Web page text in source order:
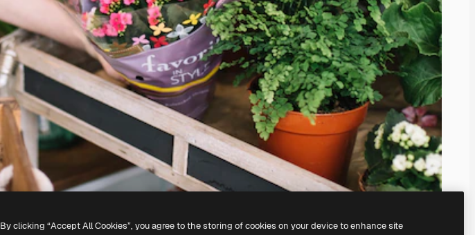
By clicking “Accept All Cookies”, you agree to the storing of cookies on your device to enhance site